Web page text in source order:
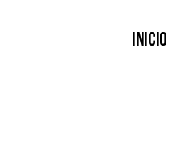
Inicio